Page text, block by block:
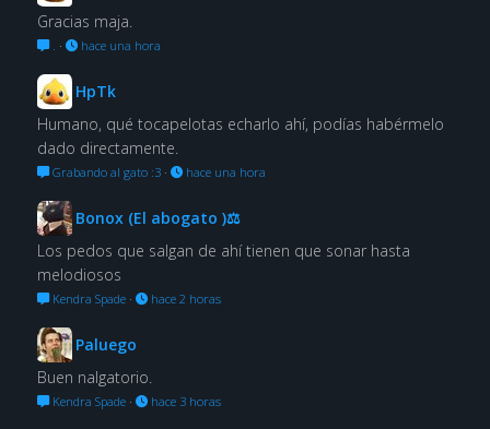
Gracias maja.
. · hace una hora
HpTk
Humano, qué tocapelotas echarlo ahí, podías habérmelo
dado directamente.
Grabando al gato :3· hace una hora
Bonox (El abogato )⚖
Los pedos que salgan de ahí tienen que sonar hasta
melodiosos
Kendra Spade· hace 2 horas
Paluego
Buen nalgatorio.
Kendra Spade· hace 3 horas